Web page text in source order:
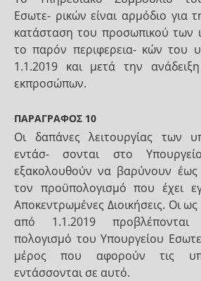
Εσωτε- ρικών είναι αρμόδιο για
κατάσταση του προσωπικού των
το παρόν περιφερεια- κών του
1.1.2019 και μετά την
εκπροσώπων.
ΠΑΡΑΓΡΑΦΟΣ 10
Οι δαπάνες λειτουργίας των
εντάσ- σονται στο
εξακολουθούν να βαρύνουν έως
τον προϋπολογισμό που έχει
Αποκεντρωμένες Διοικήσεις. Οι
από 1.1.2019
πολογισμό του Υπουργείου
μέρος που αφορούν τις
εντάσσονται σε αυτό.